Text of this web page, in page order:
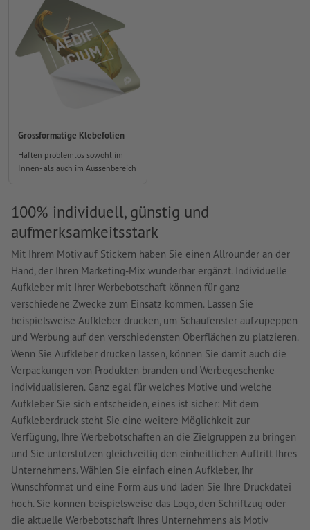
Grossformatige Klebefolien
Haften problemlos sowohl im
Innen- als auch im Aussenbereich
100% individuell, günstig und
aufmerksamkeitsstark
Mit Ihrem Motiv auf Stickern haben Sie einen Allrounder an der
Hand, der Ihren Marketing-Mix wunderbar ergänzt. Individuelle
Aufkleber mit Ihrer Werbebotschaft können für ganz
verschiedene Zwecke zum Einsatz kommen. Lassen Sie
beispielsweise Aufkleber drucken, um Schaufenster aufzupeppen
und Werbung auf den verschiedensten Oberflächen zu platzieren.
Wenn Sie Aufkleber drucken lassen, können Sie damit auch die
Verpackungen von Produkten branden und Werbegeschenke
individualisieren. Ganz egal für welches Motive und welche
Aufkleber Sie sich entscheiden, eines ist sicher: Mit dem
Aufkleberdruck steht Sie eine weitere Möglichkeit zur
Verfügung, Ihre Werbebotschaften an die Zielgruppen zu bringen
und Sie unterstützen gleichzeitig den einheitlichen Auftritt Ihres
Unternehmens. Wählen Sie einfach einen Aufkleber, Ihr
Wunschformat und eine Form aus und laden Sie Ihre Druckdatei
hoch. Sie können beispielsweise das Logo, den Schriftzug oder
die aktuelle Werbebotschaft Ihres Unternehmens als Motiv